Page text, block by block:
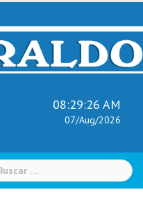
08:29:27 AM
07/Aug/2026